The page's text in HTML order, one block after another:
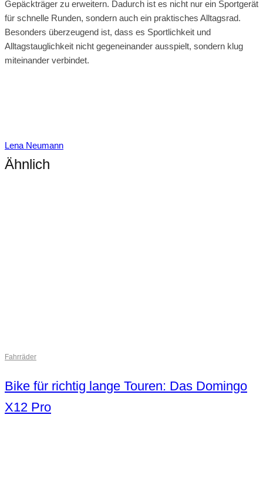
Gepäckträger zu erweitern. Dadurch ist es nicht nur ein Sportgerät
für schnelle Runden, sondern auch ein praktisches Alltagsrad.
Besonders überzeugend ist, dass es Sportlichkeit und
Alltagstauglichkeit nicht gegeneinander ausspielt, sondern klug
miteinander verbindet.
Lena Neumann
Ähnlich
Fahrräder
Bike für richtig lange Touren: Das Domingo
X12 Pro